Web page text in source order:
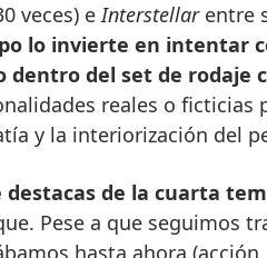
veces) eInterstellarentre
lo invierte en intentar
dentro del set de rodaje
reales o ficticias
y la interiorización del
destacas de la cuarta
Pese a que seguimos